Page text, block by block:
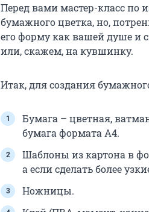
Перед вами мастер-класс по
бумажного цветка, но,
его форму как вашей душе и
или, скажем, на кувшинку.
Итак, для создания
Бумага – цветная,
бумага формата А4.
Шаблоны из картона в
а если сделать более
Ножницы.